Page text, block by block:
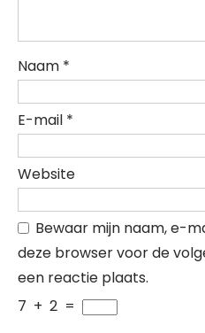
Naam *
E-mail *
Website
Bewaar mijn naam, e-
deze browser voor de
een reactie plaats.
7 + 2 =